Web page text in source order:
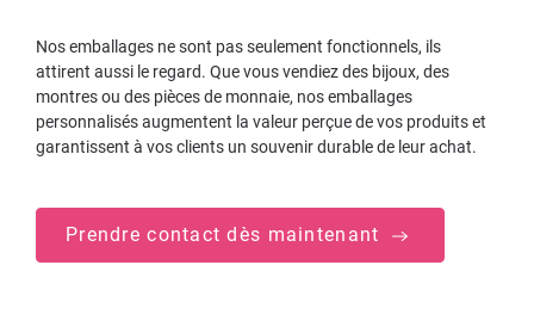
Nos emballages ne sont pas seulement fonctionnels, ils
attirent aussi le regard. Que vous vendiez des bijoux, des
montres ou des pièces de monnaie, nos emballages
personnalisés augmentent la valeur perçue de vos produits et
garantissent à vos clients un souvenir durable de leur achat.
Prendre contact dès maintenant